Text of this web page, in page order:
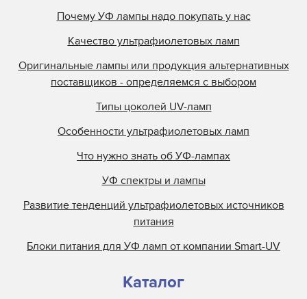
Почему УФ лампы надо покупать у нас
Качество ультрафиолетовых ламп
Оригинальные лампы или продукция альтернативных
поставщиков - определяемся с выбором
Типы цоколей UV-ламп
Особенности ультрафиолетовых ламп
Что нужно знать об УФ-лампах
УФ спектры и лампы
Развитие тенденций ультрафиолетовых источников
питания
Блоки питания для УФ ламп от компании Smart-UV
Каталог